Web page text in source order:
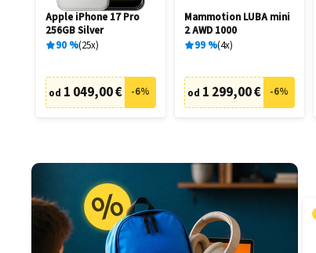
Apple iPhone 17 Pro
256GB Silver
90 % 25x
od 1 049,00 € -6%
Mammotion LUBA mini
2 AWD 1000
99 % 4x
od 1 299,00 € -6%